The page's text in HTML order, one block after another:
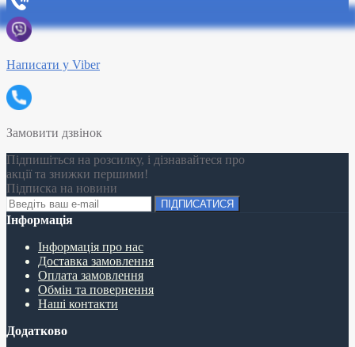
Написати у Viber
Замовити дзвінок
Підпишіться на розсилку, і дізнавайтеся про
акції та знижки першими!
Підписка на новини
ПІДПИСАТИСЯ
Інформація
Інформація про нас
Доставка замовлення
Оплата замовлення
Обмін та повернення
Наші контакти
Додатково